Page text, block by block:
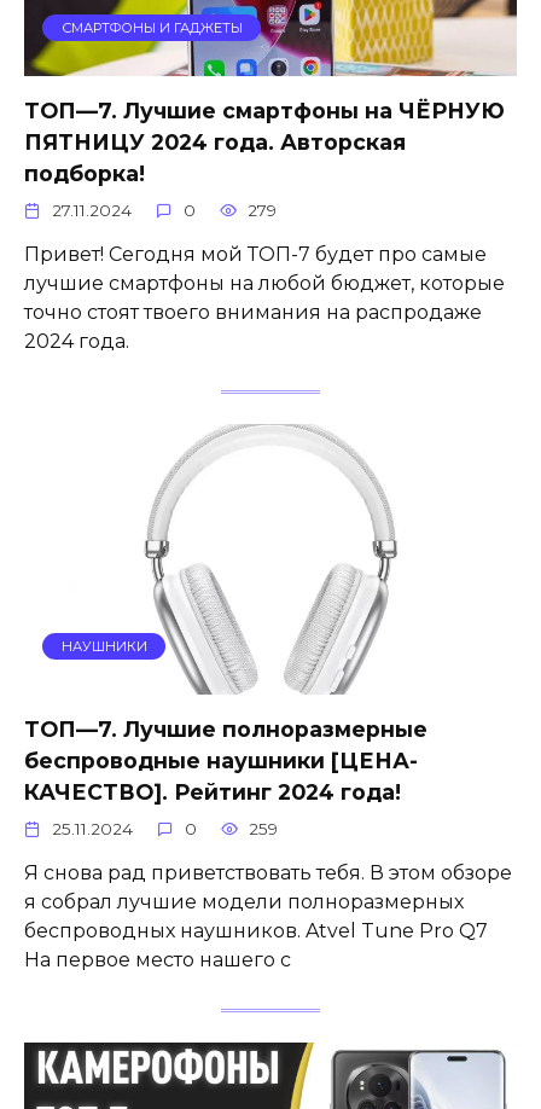
СМАРТФОНЫ И ГАДЖЕТЫ
ТОП—7. Лучшие смартфоны на ЧЁРНУЮ
ПЯТНИЦУ 2024 года. Авторская
подборка!
27.11.2024 0 279
Привет! Сегодня мой ТОП-7 будет про самые
лучшие смартфоны на любой бюджет, которые
точно стоят твоего внимания на распродаже
2024 года.
НАУШНИКИ
ТОП—7. Лучшие полноразмерные
беспроводные наушники [ЦЕНА-
КАЧЕСТВО]. Рейтинг 2024 года!
25.11.2024 0 259
Я снова рад приветствовать тебя. В этом обзоре
я собрал лучшие модели полноразмерных
беспроводных наушников. Atvel Tune Pro Q7
На первое место нашего с